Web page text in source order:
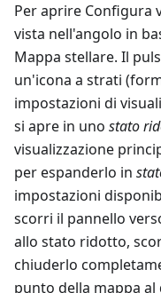
Per aprire Configura
vista nell'angolo in
Mappa stellare. Il
un'icona a strati
impostazioni di
si apre in uno stato
visualizzazione
per espanderlo in
impostazioni
scorri il pannello
allo stato ridotto,
chiuderlo
punto della mappa